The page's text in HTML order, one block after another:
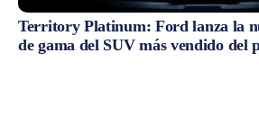
Territory Platinum: Ford lanza la
de gama del SUV más vendido del